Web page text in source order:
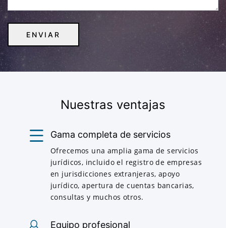
Nuestras ventajas
Gama completa de servicios
Ofrecemos una amplia gama de servicios
jurídicos, incluido el registro de empresas
en jurisdicciones extranjeras, apoyo
jurídico, apertura de cuentas bancarias,
consultas y muchos otros.
Equipo profesional